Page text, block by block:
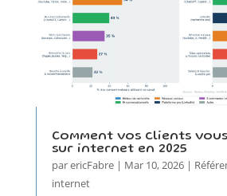
Comment vos clients
sur internet en 2025
parericFabre| Mar 10, 2026|
internet